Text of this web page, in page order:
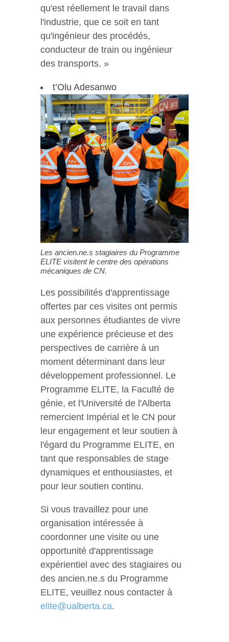
qu'est réellement le travail dans
l'industrie, que ce soit en tant
qu'ingénieur des procédés,
conducteur de train ou ingénieur
des transports. »
t’Olu Adesanwo
Les ancien.ne.s stagiaires du Programme
ELITE visitent le centre des opérations
mécaniques de CN.
Les possibilités d'apprentissage
offertes par ces visites ont permis
aux personnes étudiantes de vivre
une expérience précieuse et des
perspectives de carrière à un
moment déterminant dans leur
développement professionnel. Le
Programme ELITE, la Faculté de
génie, et l'Université de l'Alberta
remercient Impérial et le CN pour
leur engagement et leur soutien à
l'égard du Programme ELITE, en
tant que responsables de stage
dynamiques et enthousiastes, et
pour leur soutien continu.
Si vous travaillez pour une
organisation intéressée à
coordonner une visite ou une
opportunité d'apprentissage
expérientiel avec des stagiaires ou
des ancien.ne.s du Programme
ELITE, veuillez nous contacter à
elite@ualberta.ca.